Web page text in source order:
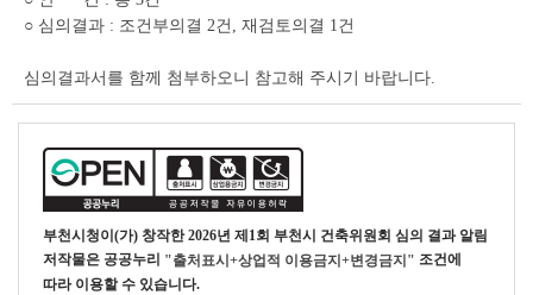
테
이○ 심의결과 : 조건부의결 2건, 재검토의결 1건
심의결과서를 함께 첨부하오니 참고해 주시기 바랍니다.
부천시청이(가) 창작한2026년 제1회 부천시 건축위원회 심의 결과 알림
저작물은 공공누리 "출처표시+상업적 이용금지+변경금지" 조건에
따라 이용할 수 있습니다.